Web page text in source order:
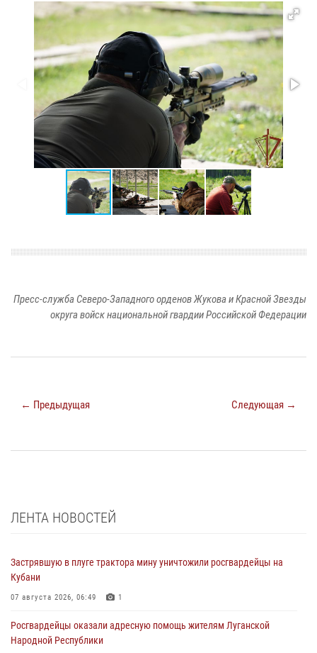
Пресс-служба Северо-Западного орденов Жукова и Красной Звезды
округа войск национальной гвардии Российской Федерации
← Предыдущая Следующая →
ЛЕНТА НОВОСТЕЙ
Застрявшую в плуге трактора мину уничтожили росгвардейцы на
Кубани
07 августа 2026, 06:49 1
Росгвардейцы оказали адресную помощь жителям Луганской
Народной Республики